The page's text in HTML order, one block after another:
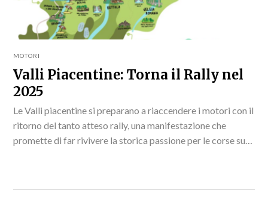
MOTORI
Valli Piacentine: Torna il Rally nel
2025
Le Valli piacentine si preparano a riaccendere i motori con il
ritorno del tanto atteso rally, una manifestazione che
promette di far rivivere la storica passione per le corse su